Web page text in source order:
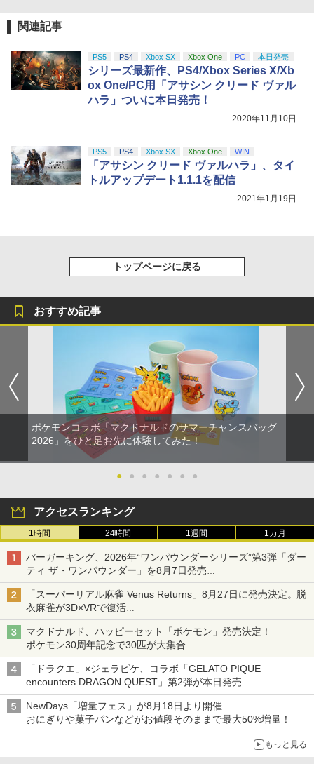
関連記事
PS5 PS4 Xbox SX Xbox One PC 本日発売
シリーズ最新作、PS4/Xbox Series X/Xb
ox One/PC用「アサシン クリード ヴァル
ハラ」ついに本日発売！
2020年11月10日
PS5 PS4 Xbox SX Xbox One WIN
「アサシン クリード ヴァルハラ」、タイ
トルアップデート1.1.1を配信
2021年1月19日
トップページに戻る
おすすめ記事
ポケモンコラボ「マクドナルドのサマーチャンスバッグ
2026」をひと足お先に体験してみた！
● ● ● ● ● ● ●
アクセスランキング
1時間 24時間 1週間 1カ月
バーガーキング、2026年“ワンパウンダーシリーズ”第3弾「ダー
ティ ザ・ワンパウンダー」を8月7日発売
「特製ガーリックマヨソース」を使用した超大型チーズバーガー
「スーパーリアル麻雀 Venus Returns」8月27日に発売決定。脱
衣麻雀が3D×VRで復活
発売から2週間は20%オフになるセールが実施
マクドナルド、ハッピーセット「ポケモン」発売決定！
ポケモン30周年記念で30匹が大集合
「ドラクエ」×ジェラピケ、コラボ「GELATO PIQUE
encounters DRAGON QUEST」第2弾が本日発売
アイスカップに入ったスライムやわたぼう、ベビーサタンなどが
オリジナルアートで登場
NewDays「増量フェス」が8月18日より開催
おにぎりや菓子パンなどがお値段そのままで最大50%増量！
もっと見る